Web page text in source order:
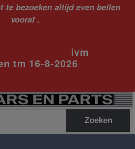
te bezoeken altijd even bellen
vooraf .
tm 16-8-2026
Zoeken